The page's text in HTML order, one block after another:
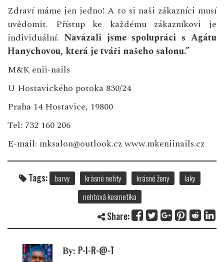
Zdraví máme jen jedno! A to si naši zákazníci musí
uvědomit. Přístup ke každému zákazníkovi je
individuální. Navázali jsme spolupráci s Agátu
Hanychovou, která je tváři našeho salonu.”
M&K enii-nails
U Hostavického potoka 830/24
Praha 14 Hostavice, 19800
Tel: 732 160 206
E-mail: mksalon@outlook.czwww.mkeniinails.cz
Tags: barvy krásné nehty krásné ženy
laky
nehtová kosmetika
Share:
By: P-I-R-@-T